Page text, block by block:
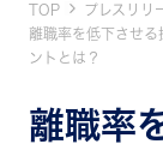
TOP
プレスリリ
離職率を低下させ
ントとは？
離職率